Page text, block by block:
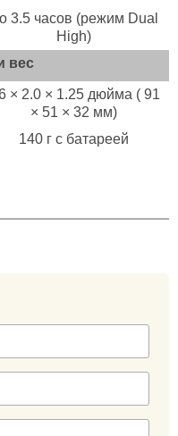
3.5 часов (режим Dual
High)
вес
× 2.0 × 1.25 дюйма ( 91
× 51 × 32 мм)
140 г с батареей